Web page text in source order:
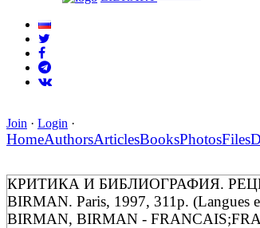
Join · Login ·
HomeAuthorsArticlesBooksPhotosFiles
КРИТИКА И БИБЛИОГРАФИЯ.
BIRMAN. Paris, 1997, 311р.
BIRMAN, BIRMAN -